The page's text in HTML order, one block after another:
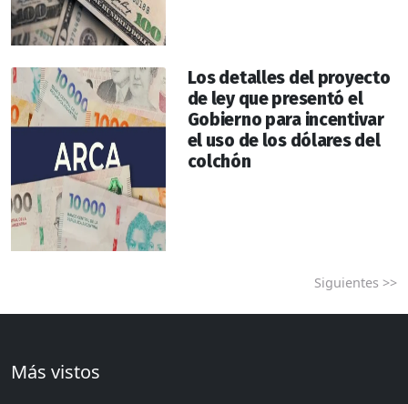
Los detalles del proyecto
de ley que presentó el
Gobierno para incentivar
el uso de los dólares del
colchón
Siguientes >>
Más vistos